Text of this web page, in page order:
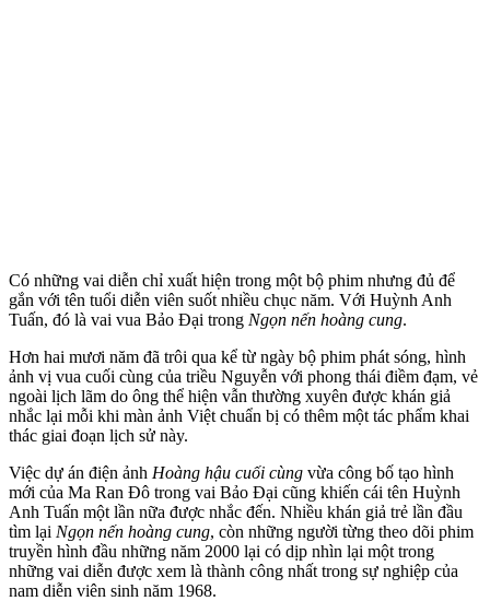
Có những vai diễn chỉ xuất hiện trong một bộ phim nhưng đủ để
gắn với tên tuổi diễn viên suốt nhiều chục năm. Với Huỳnh Anh
Tuấn, đó là vai vua Bảo Đại trong Ngọn nến hoàng cung.
Hơn hai mươi năm đã trôi qua kể từ ngày bộ phim phát sóng, hình
ảnh vị vua cuối cùng của triều Nguyễn với phong thái điềm đạm, vẻ
ngoài lịch lãm do ông thể hiện vẫn thường xuyên được khán giả
nhắc lại mỗi khi màn ảnh Việt chuẩn bị có thêm một tác phẩm khai
thác giai đoạn lịch sử này.
Việc dự án điện ảnh Hoàng hậu cuối cùng vừa công bố tạo hình
mới của Ma Ran Đô trong vai Bảo Đại cũng khiến cái tên Huỳnh
Anh Tuấn một lần nữa được nhắc đến. Nhiều khán giả trẻ lần đầu
tìm lại Ngọn nến hoàng cung, còn những người từng theo dõi phim
truyền hình đầu những năm 2000 lại có dịp nhìn lại một trong
những vai diễn được xem là thành công nhất trong sự nghiệp của
nam diễn viên sinh năm 1968.